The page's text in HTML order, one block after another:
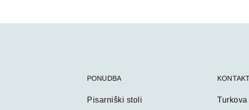
PONUDBA
Pisarniški stoli